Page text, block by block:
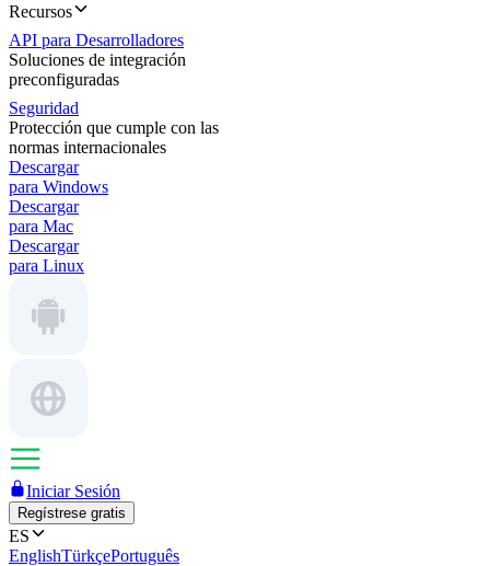
Recursos
API para Desarrolladores
Soluciones de integración
preconfiguradas
Seguridad
Protección que cumple con las
normas internacionales
Descargar
para Windows
Descargar
para Mac
Descargar
para Linux
Iniciar Sesión
Regístrese gratis
ES
EnglishTürkçePortuguês